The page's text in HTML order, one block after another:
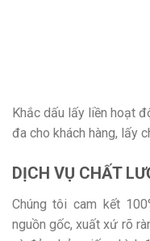
Khắc dấu lấy liền hoạt
đa cho khách hàng, lấy
DỊCH VỤ CHẤT
Chúng tôi cam kết
nguồn gốc, xuất xứ rõ